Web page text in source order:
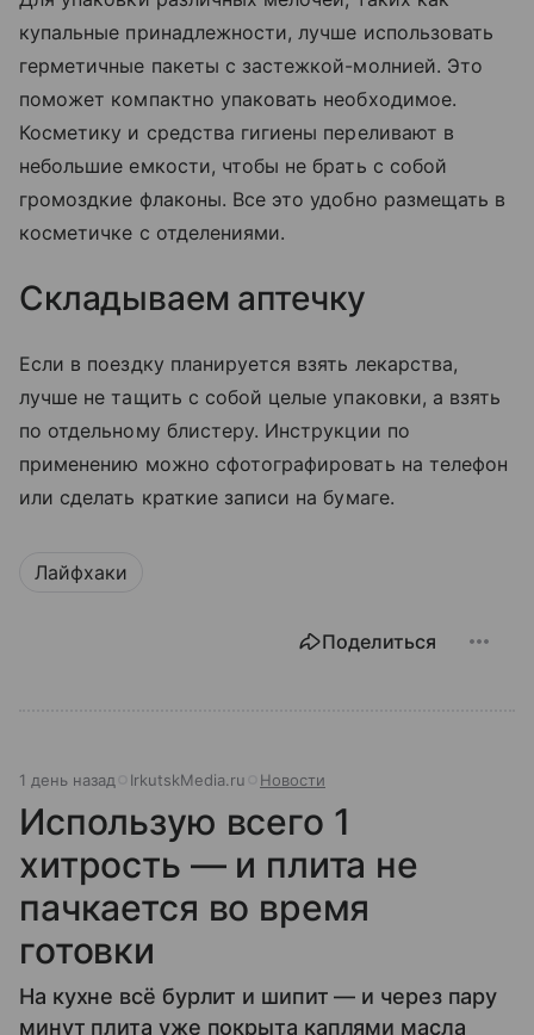
купальные принадлежности, лучше использовать
герметичные пакеты с застежкой-молнией. Это
поможет компактно упаковать необходимое.
Косметику и средства гигиены переливают в
небольшие емкости, чтобы не брать с собой
громоздкие флаконы. Все это удобно размещать в
косметичке с отделениями.
Складываем аптечку
Если в поездку планируется взять лекарства,
лучше не тащить с собой целые упаковки, а взять
по отдельному блистеру. Инструкции по
применению можно сфотографировать на телефон
или сделать краткие записи на бумаге.
Лайфхаки
Поделиться
1 день назад IrkutskMedia.ru Новости
Использую всего 1
хитрость — и плита не
пачкается во время
готовки
На кухне всё бурлит и шипит — и через пару
минут плита уже покрыта каплями масла